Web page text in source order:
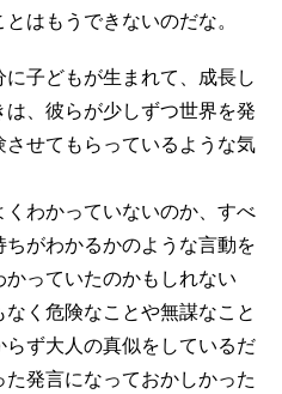
はもうできないのだな。
子どもが生まれて、成長し
、彼らが少しずつ世界を発
せてもらっているような気
わかっていないのか、すべ
がわかるかのような言動を
っていたのかもしれない
く危険なことや無謀なこと
ず大人の真似をしているだ
発言になっておかしかった